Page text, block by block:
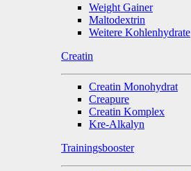
Weight Gainer
Maltodextrin
Weitere Kohlenhydrate
Creatin
Creatin Monohydrat
Creapure
Creatin Komplex
Kre-Alkalyn
Trainingsbooster